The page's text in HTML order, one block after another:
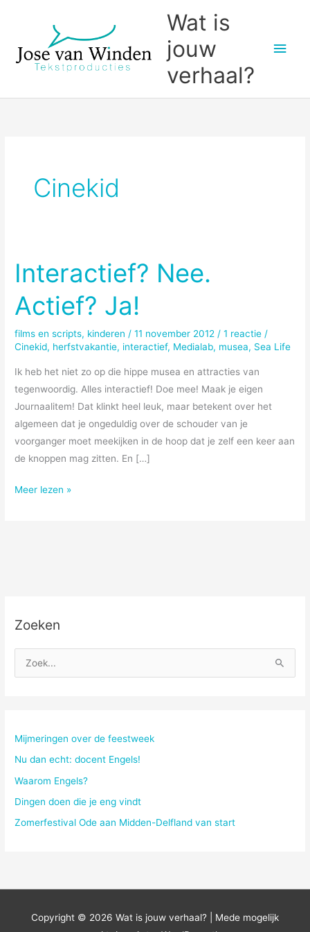
inhoud
Wat is
jouw
verhaal?
Cinekid
Interactief? Nee.
Actief? Ja!
films en scripts, kinderen /11 november 2012 /1 reactie /
Cinekid, herfstvakantie, interactief, Medialab, musea, Sea Life
Ik heb het niet zo op die hippe musea en attracties van
tegenwoordig. Alles interactief! Doe mee! Maak je eigen
Journaalitem! Dat klinkt heel leuk, maar betekent over het
algemeen dat je ongeduldig over de schouder van je
voorganger moet meekijken in de hoop dat je zelf een keer aan
de knoppen mag zitten. En […]
Interactief?
Meer lezen »
Zoeken
o
r
:
Mijmeringen over de feestweek
Nu dan echt: docent Engels!
Waarom Engels?
Dingen doen die je eng vindt
Zomerfestival Ode aan Midden-Delfland van start
Copyright © 2026 Wat is jouw verhaal? | Mede mogelijk